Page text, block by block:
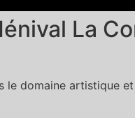
La
le domaine artistique